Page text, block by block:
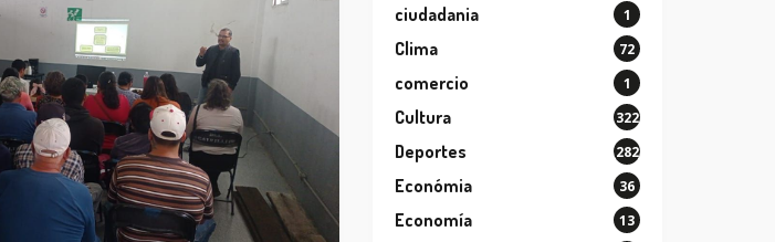
ciudadania 1
Clima 72
comercio 1
Cultura 322
Deportes 282
Económia 36
Economía 13